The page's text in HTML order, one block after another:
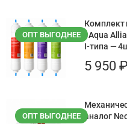
ОПТ ВЫГОДНЕЕ
Комплект
«Aqua
I-типа —
5 950 ₽
ОПТ ВЫГОДНЕЕ
аналог